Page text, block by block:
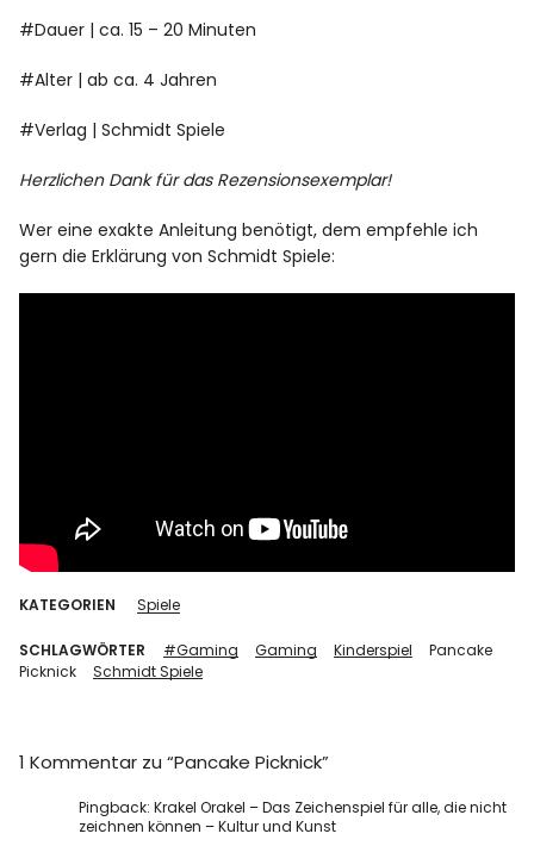
#Dauer | ca. 15 – 20 Minuten
#Alter | ab ca. 4 Jahren
#Verlag | Schmidt Spiele
Herzlichen Dank für das Rezensionsexemplar!
Wer eine exakte Anleitung benötigt, dem empfehle ich
gern die Erklärung von Schmidt Spiele:
KATEGORIEN Spiele
SCHLAGWÖRTER #Gaming Gaming Kinderspiel
Pancake
Picknick
Schmidt Spiele
1 Kommentar zu “Pancake Picknick”
Pingback:Krakel Orakel – Das Zeichenspiel für alle, die nicht
zeichnen können – Kultur und Kunst